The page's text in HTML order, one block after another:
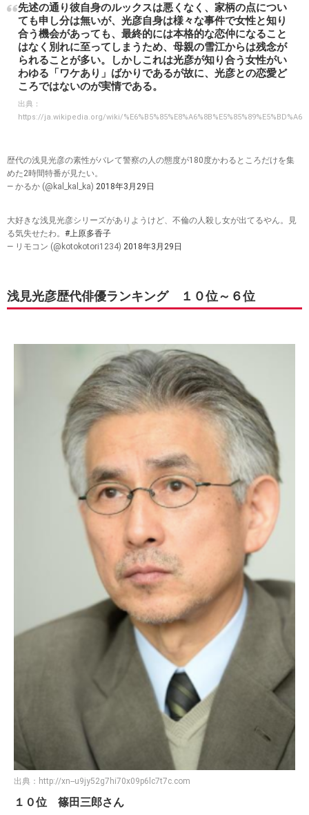
先述の通り彼自身のルックスは悪くなく、家柄の点につい
ても申し分は無いが、光彦自身は様々な事件で女性と知り
合う機会があっても、最終的には本格的な恋仲になること
はなく別れに至ってしまうため、母親の雪江からは残念が
られることが多い。しかしこれは光彦が知り合う女性がい
わゆる「ワケあり」ばかりであるが故に、光彦との恋愛ど
ころではないのが実情である。
出典：
https://ja.wikipedia.org/wiki/%E6%B5%85%E8%A6%8B%E5%85%89%E5%BD%A6
歴代の浅見光彦の素性がバレて警察の人の態度が180度かわるところだけを集
めた2時間特番が見たい。
— かるか (@kal_kal_ka) 2018年3月29日
大好きな浅見光彦シリーズがありようけど、不倫の人殺し女が出てるやん。見
る気失せたわ。 #上原多香子
— リモコン (@kotokotori1234) 2018年3月29日
浅見光彦歴代俳優ランキング １０位～６位
出典： http://xn--u9jy52g7hi70x09p6lc7t7c.com
１０位 篠田三郎さん